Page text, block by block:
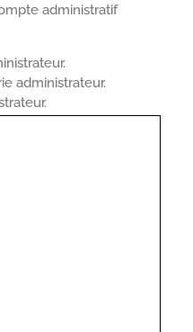
administratif
administrateur.